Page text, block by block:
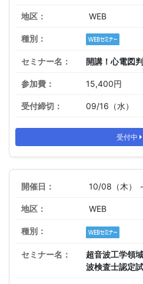
WEB
開講！心電図
15,400円
09/16（水）
受付中
10/08（木）
WEB
超音波工学領
波検査士認定